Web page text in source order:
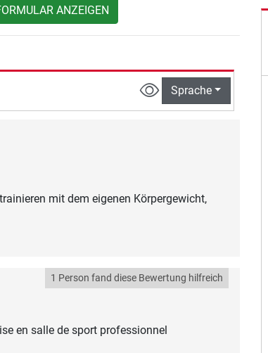
ANZEIGEN
Sprache
mit dem eigenen Körpergewicht,
1 Person fand diese Bewertung hilfreich
en salle de sport professionnel